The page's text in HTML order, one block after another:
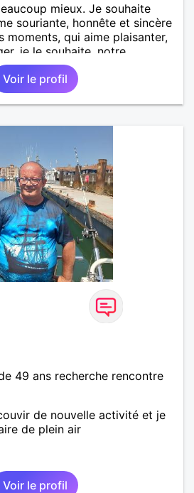
mieux. Je souhaite
souriante, honnête et sincère
moments, qui aime plaisanter,
je le souhaite, notre
les chantiers de
se relaxer, se détendre
du bon temps. C'est difficile
lignes. En revanche, vous
Voir le profil
49 ans recherche rencontre
de nouvelle activité et je
de plein air
Voir le profil